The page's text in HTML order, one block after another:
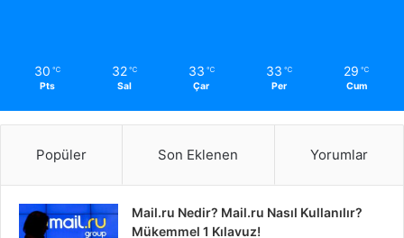
30 ℃
Pts
32 ℃
Sal
33 ℃
Çar
33 ℃
Per
29 ℃
Cum
Popüler Son Eklenen Yorumlar
Mail.ru Nedir? Mail.ru Nasıl Kullanılır?
Mükemmel 1 Kılavuz!